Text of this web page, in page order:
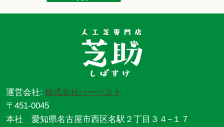
運営会社: 株式会社ハーベスト
〒451-0045
本社 愛知県名古屋市西区名駅２丁目３４−１７